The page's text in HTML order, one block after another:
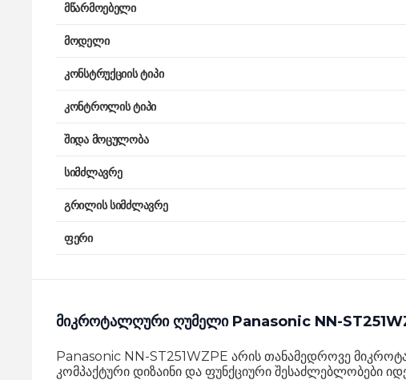
მწარმოებელი
მოდელი
კონსტრუქციის ტიპი
კონტროლის ტიპი
შიდა მოცულობა
სიმძლავრე
გრილის სიმძლავრე
ფერი
მიკროტალღური ღუმელი Panasonic NN-
Panasonic NN-ST251WZPE არის თანამედროვე
კომპაქტური დიზაინი და ფუნქციური შესაძლებლობები